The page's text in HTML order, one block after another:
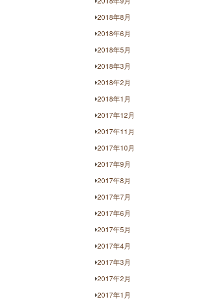
2018年8月
2018年6月
2018年5月
2018年3月
2018年2月
2018年1月
2017年12月
2017年11月
2017年10月
2017年9月
2017年8月
2017年7月
2017年6月
2017年5月
2017年4月
2017年3月
2017年2月
2017年1月